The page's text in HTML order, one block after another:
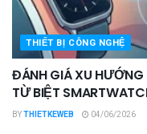
THIẾT BỊ CÔNG NGHỆ
ĐÁNH GIÁ XU HƯỚNG
TỪ BIỆT
BYTHIETKEWEB 04/06/2026